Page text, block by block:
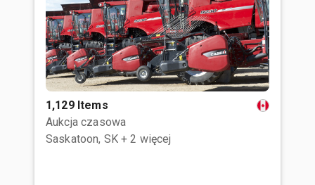
1,129 Items
Aukcja czasowa
Saskatoon, SK + 2 więcej